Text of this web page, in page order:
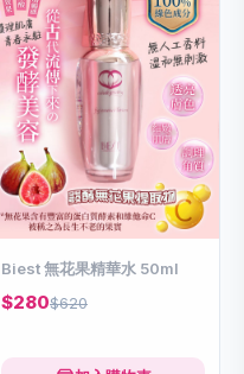
Biest 無花果精華水 50ml
$280$620